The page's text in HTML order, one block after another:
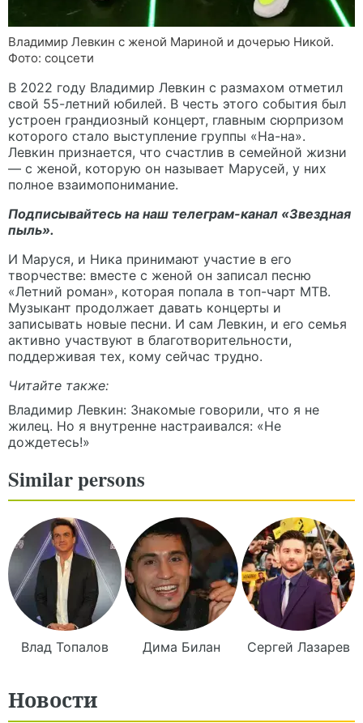
Владимир Левкин с женой Мариной и дочерью Никой.
Фото: соцсети
В 2022 году Владимир Левкин с размахом отметил
свой 55-летний юбилей. В честь этого события был
устроен грандиозный концерт, главным сюрпризом
которого стало выступление группы «На-на».
Левкин признается, что счастлив в семейной жизни
— с женой, которую он называет Марусей, у них
полное взаимопонимание.
Подписывайтесь на наш телеграм-канал «Звездная
пыль».
И Маруся, и Ника принимают участие в его
творчестве: вместе с женой он записал песню
«Летний роман», которая попала в топ-чарт МТВ.
Музыкант продолжает давать концерты и
записывать новые песни. И сам Левкин, и его семья
активно участвуют в благотворительности,
поддерживая тех, кому сейчас трудно.
Читайте также:
Владимир Левкин: Знакомые говорили, что я не
жилец. Но я внутренне настраивался: «Не
дождетесь!»
Similar persons
Влад Топалов Дима Билан Сергей Лазарев
Новости